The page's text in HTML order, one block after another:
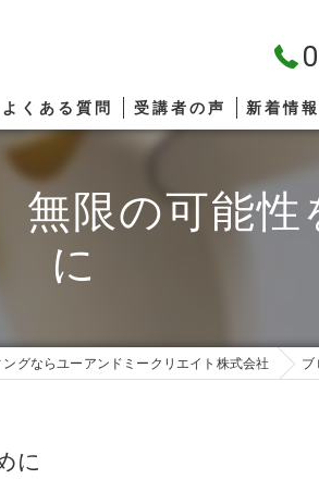
よくある質問 受講者の声 新着情報
限の可能性
に
グならユーアンドミークリエイト株式会社 ブ
に